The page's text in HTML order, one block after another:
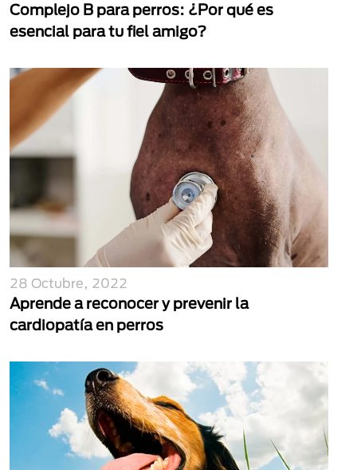
Complejo B para perros: ¿Por qué es
esencial para tu fiel amigo?
28 Octubre, 2022
Aprende a reconocer y prevenir la
cardiopatía en perros